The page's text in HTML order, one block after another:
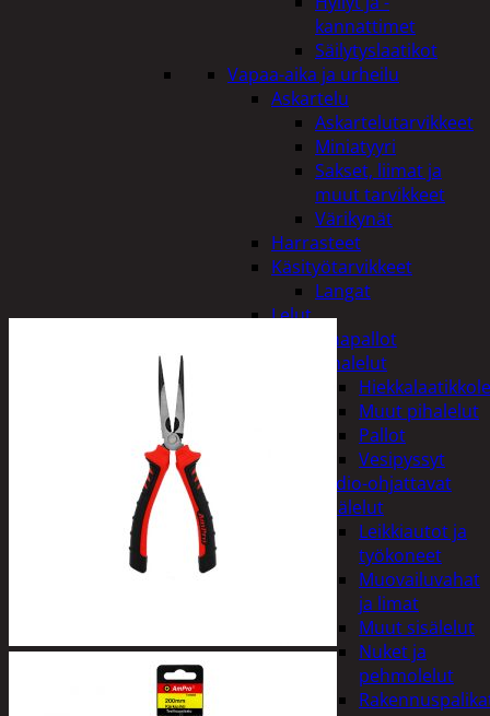
kannattimet
Säilytyslaatikot
Vapaa-aika ja urheilu
Askartelu
Askartelutarvikkeet
Miniatyyri
Sakset, liimat ja
muut tarvikkeet
Värikynät
Harrasteet
Käsityötarvikkeet
Langat
Lelut
Ilmapallot
Pihalelut
Muut pihalelut
Pallot
Vesipyssyt
Radio-ohjattavat
Sisälelut
Leikkiautot ja
työkoneet
Muovailuvahat
ja limat
Muut sisälelut
Nuket ja
pehmolelut